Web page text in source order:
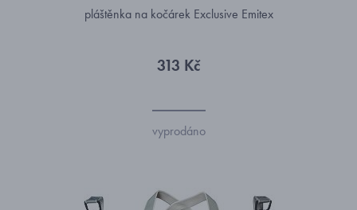
pláštěnka na kočárek Exclusive Emitex
313 Kč
vyprodáno